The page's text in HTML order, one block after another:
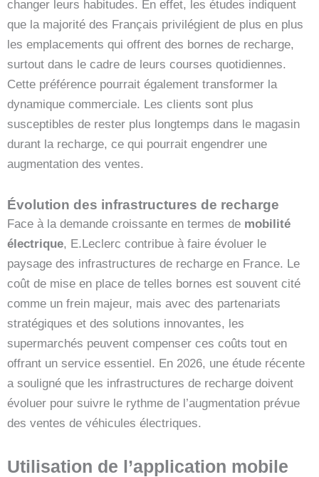
changer leurs habitudes. En effet, les études indiquent
que la majorité des Français privilégient de plus en plus
les emplacements qui offrent des bornes de recharge,
surtout dans le cadre de leurs courses quotidiennes.
Cette préférence pourrait également transformer la
dynamique commerciale. Les clients sont plus
susceptibles de rester plus longtemps dans le magasin
durant la recharge, ce qui pourrait engendrer une
augmentation des ventes.
Évolution des infrastructures de recharge
Face à la demande croissante en termes de mobilité
électrique, E.Leclerc contribue à faire évoluer le
paysage des infrastructures de recharge en France. Le
coût de mise en place de telles bornes est souvent cité
comme un frein majeur, mais avec des partenariats
stratégiques et des solutions innovantes, les
supermarchés peuvent compenser ces coûts tout en
offrant un service essentiel. En 2026, une étude récente
a souligné que les infrastructures de recharge doivent
évoluer pour suivre le rythme de l’augmentation prévue
des ventes de véhicules électriques.
Utilisation de l’application mobile